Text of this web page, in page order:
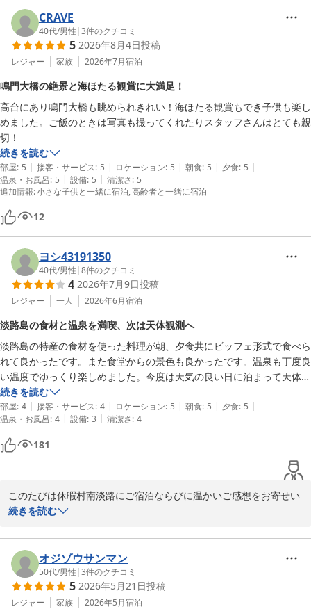
家族みんなで今度も来たいね！と思えるいい旅になりました。ありがと
うございました。
また、皆様でお越し下さるのをスタッフ一同心よりお待ちしており
ます。
休暇村 南淡路 ＜淡路島＞
2026-05-25
CRAVE
40代/男性 |3件のクチコミ
5 2026年8月4日投稿
レジャー 家族 2026年7月宿泊
鳴門大橋の絶景と海ほたる観賞に大満足！
高台にあり鳴門大橋も眺められきれい！海ほたる観賞もでき子供も楽し
めました。ご飯のときは写真も撮ってくれたりスタッフさんはとても親
切！
続きを読む
部屋: 5 | 接客・サービス: 5 | ロケーション: 5 | 朝食: 5 | 夕食: 5 |
温泉・お風呂: 5 | 設備: 5 | 清潔さ: 5
追加情報:小さな子供と一緒に宿泊 高齢者と一緒に宿泊
12
ヨシ43191350
40代/男性 |8件のクチコミ
4 2026年7月9日投稿
レジャー 一人 2026年6月宿泊
淡路島の食材と温泉を満喫、次は天体観測へ
淡路島の特産の食材を使った料理が朝、夕食共にビッフェ形式で食べら
れて良かったです。また食堂からの景色も良かったです。温泉も丁度良
い温度でゆっくり楽しめました。今度は天気の良い日に泊まって天体観
測に参加してみたいと思いました。
続きを読む
部屋: 4 | 接客・サービス: 4 | ロケーション: 5 | 朝食: 5 | 夕食: 5 |
温泉・お風呂: 4 | 設備: 3 | 清潔さ: 4
181
このたびは休暇村南淡路にご宿泊ならびに温かいご感想をお寄せい
ただき、誠にありがとうございます。
喫いただけたようで、大変嬉しく存じます。次回はぜひ天候に恵ま
れた日にお越しいただき、天体観測もお楽しみください。
休暇村 南淡路 ＜淡路島＞
続きを読む
オジゾウサンマン
50代/男性 |3件のクチコミ
5 2026年5月21日投稿
レジャー 家族 2026年5月宿泊